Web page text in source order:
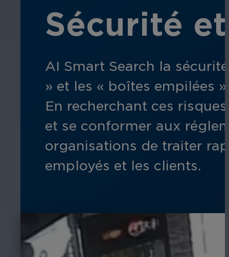
Sécurité
AI Smart Search la
» et les « boîtes empilées
En recherchant ces
et se conformer aux
organisations de traiter
employés et les clients.